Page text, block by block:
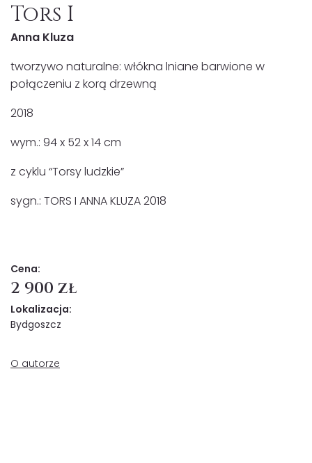
Tors I
Anna Kluza
tworzywo naturalne: włókna lniane barwione w
połączeniu z korą drzewną
2018
wym.: 94 x 52 x 14 cm
z cyklu “Torsy ludzkie”
sygn.: TORS I ANNA KLUZA 2018
Cena:
2 900 zł
Lokalizacja:
Bydgoszcz
O autorze